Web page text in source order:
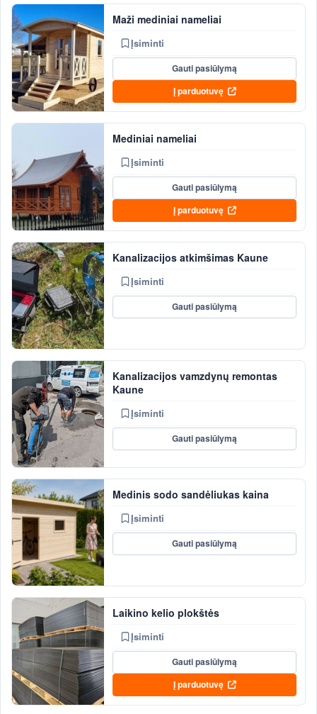
Maži mediniai nameliai
Įsiminti
Gauti pasiūlymą
Į parduotuvę
Mediniai nameliai
Įsiminti
Gauti pasiūlymą
Į parduotuvę
Kanalizacijos atkimšimas Kaune
Įsiminti
Gauti pasiūlymą
Kanalizacijos vamzdynų remontas
Kaune
Įsiminti
Gauti pasiūlymą
Medinis sodo sandėliukas kaina
Įsiminti
Gauti pasiūlymą
Laikino kelio plokštės
Įsiminti
Gauti pasiūlymą
Į parduotuvę